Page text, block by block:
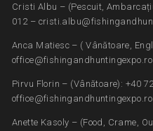
Cristi Albu – (Pescuit,
012 –
Anca Matiesc – ( Vânătoare,
office@fishingandhuntingexpo.ro
Pirvu Florin – (Vânătoare): +40
office@fishingandhuntingexpo.ro
Anette Kasoly – (Food, Crame,